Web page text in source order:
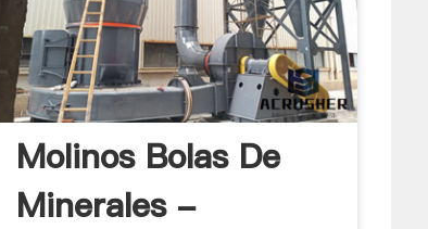
Molinos Bolas De
Minerales -